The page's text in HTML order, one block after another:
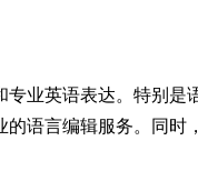
业英语表达。特别
的语言编辑服务。同